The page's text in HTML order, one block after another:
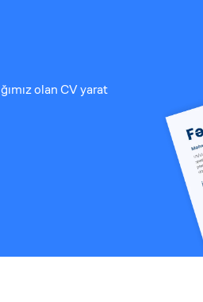
olan CV yarat